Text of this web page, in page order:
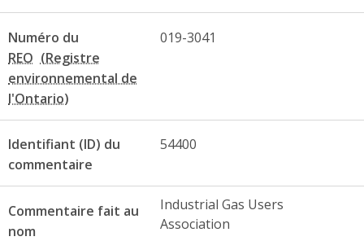
Numéro du
REO
019-3041
Identifiant (ID) du
commentaire
54400
Commentaire fait au
nom
Industrial Gas Users
Association